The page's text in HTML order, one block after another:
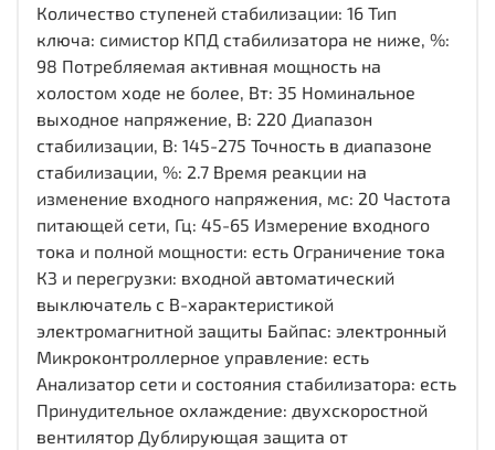
Количество ступеней стабилизации: 16 Тип
ключа: симистор КПД стабилизатора не ниже, %:
98 Потребляемая активная мощность на
холостом ходе не более, Вт: 35 Номинальное
выходное напряжение, В: 220 Диапазон
стабилизации, В: 145-275 Точность в диапазоне
стабилизации, %: 2.7 Время реакции на
изменение входного напряжения, мс: 20 Частота
питающей сети, Гц: 45-65 Измерение входного
тока и полной мощности: есть Ограничение тока
КЗ и перегрузки: входной автоматический
выключатель с B-характеристикой
электромагнитной защиты Байпас: электронный
Микроконтроллерное управление: есть
Анализатор сети и состояния стабилизатора: есть
Принудительное охлаждение: двухскоростной
вентилятор Дублирующая защита от